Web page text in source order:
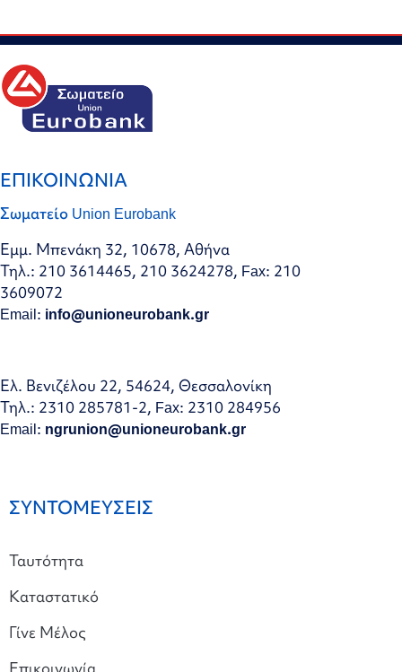
ΕΠΙΚΟΙΝΩΝΙΑ
Σωματείο Union Eurobank
Εμμ. Μπενάκη 32, 10678, Αθήνα
Τηλ.: 210 3614465, 210 3624278, Fax: 210
3609072
Email: info@unioneurobank.gr
Ελ. Βενιζέλου 22, 54624, Θεσσαλονίκη
Τηλ.: 2310 285781-2, Fax: 2310 284956
Email: ngrunion@unioneurobank.gr
ΣΥΝΤΟΜΕΥΣΕΙΣ
Ταυτότητα
Καταστατικό
Γίνε Μέλος
Επικοινωνία